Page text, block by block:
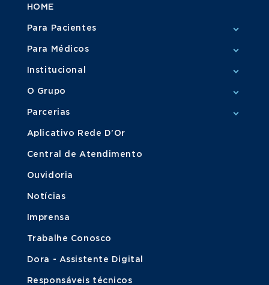
HOME
Para Pacientes
Para Médicos
Institucional
O Grupo
Parcerias
Aplicativo Rede D'Or
Central de Atendimento
Ouvidoria
Notícias
Imprensa
Trabalhe Conosco
Dora - Assistente Digital
Responsáveis técnicos